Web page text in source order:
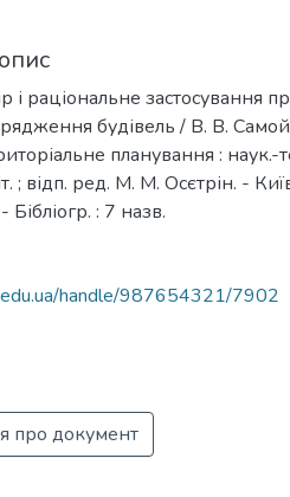
і раціональне застосування
будівель / В. В.
планування : наук.-
; відп. ред. М. М. Осєтрін. -
: 7 назв.
handle/987654321/7902
про документ